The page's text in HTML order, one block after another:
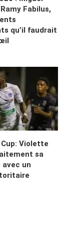
Fabilus,
qu’il faudrait
Violette
sa
avec un